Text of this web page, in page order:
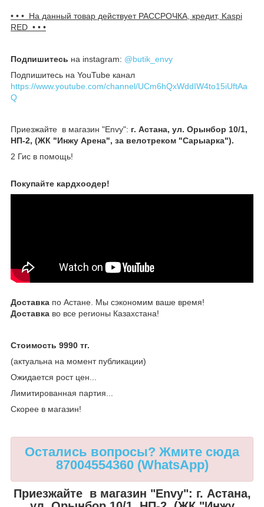
• • • На данный товар действует РАССРОЧКА, кредит, Kaspi
RED • • •
Подпишитесь на instagram: @butik_envy
Подпишитесь на YouTube канал
https://www.youtube.com/channel/UCm6hQxWddIW4to15iUftAa
Q
Приезжайте в магазин "Envy": г. Астана, ул. Орынбор 10/1,
НП-2, (ЖК "Инжу Арена", за велотреком "Сарыарка").
2 Гис в помощь!
Покупайте кардхоодер!
Доставка по Астане. Мы сэкономим ваше время!
Доставка во все регионы Казахстана!
Стоимость 9990 тг.
(актуальна на момент публикации)
Ожидается рост цен...
Лимитированная партия...
Скорее в магазин!
Остались вопросы? Жмите сюда
87004554360 (WhatsApp)
Приезжайте в магазин "Envy": г. Астана,